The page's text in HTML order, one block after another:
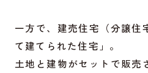
一方で、建売住宅（分譲住
て建てられた住宅」。
土地と建物がセットで販売